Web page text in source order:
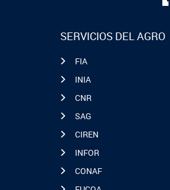
SERVICIOS DEL AGRO
FIA
INIA
CNR
SAG
CIREN
INFOR
CONAF